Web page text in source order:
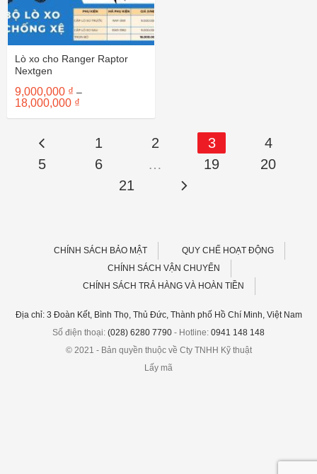
Lò xo cho Ranger Raptor
Nextgen
9,000,000 ₫ –
18,000,000 ₫
từ
18,000,000 ₫
1 2 3
4
5
6 … 19
20
21
CHÍNH SÁCH BẢO MẬT
QUY CHẾ HOẠT ĐỘNG
CHÍNH SÁCH VẬN CHUYỂN
CHÍNH SÁCH TRẢ HÀNG VÀ HOÀN TIỀN
Địa chỉ: 3 Đoàn Kết, Bình Thọ, Thủ Đức, Thành phố Hồ Chí Minh, Việt Nam
Số điện thoại: (028) 6280 7790 - Hotline: 0941 148 148
© 2021 - Bản quyền thuộc về Cty TNHH Kỹ thuật
Lấy mã